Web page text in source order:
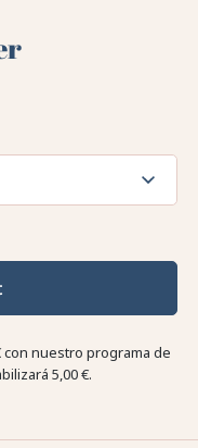
con nuestro programa de
5,00 €.